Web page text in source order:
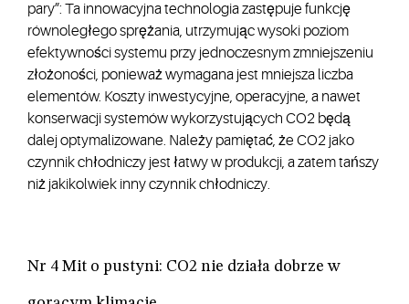
pary”: Ta innowacyjna technologia zastępuje funkcję
równoległego sprężania, utrzymując wysoki poziom
efektywności systemu przy jednoczesnym zmniejszeniu
złożoności, ponieważ wymagana jest mniejsza liczba
elementów. Koszty inwestycyjne, operacyjne, a nawet
konserwacji systemów wykorzystujących CO2 będą
dalej optymalizowane. Należy pamiętać, że CO2 jako
czynnik chłodniczy jest łatwy w produkcji, a zatem tańszy
niż jakikolwiek inny czynnik chłodniczy.
Nr 4 Mit o pustyni: CO2 nie działa dobrze w